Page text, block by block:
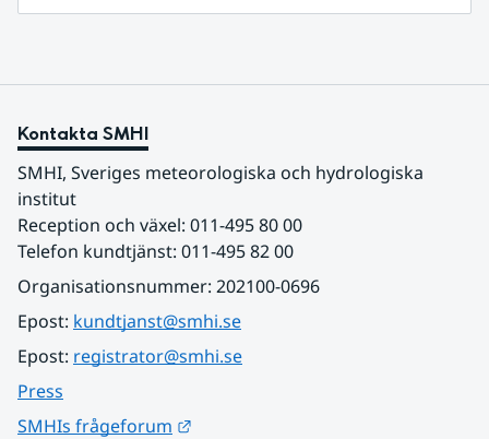
Kontakta SMHI
SMHI, Sveriges meteorologiska och hydrologiska
institut
Reception och växel: 011-495 80 00
Telefon kundtjänst: 011-495 82 00
Organisationsnummer: 202100-0696
Epost: kundtjanst@smhi.se
Epost: registrator@smhi.se
Press
SMHIs frågeforum